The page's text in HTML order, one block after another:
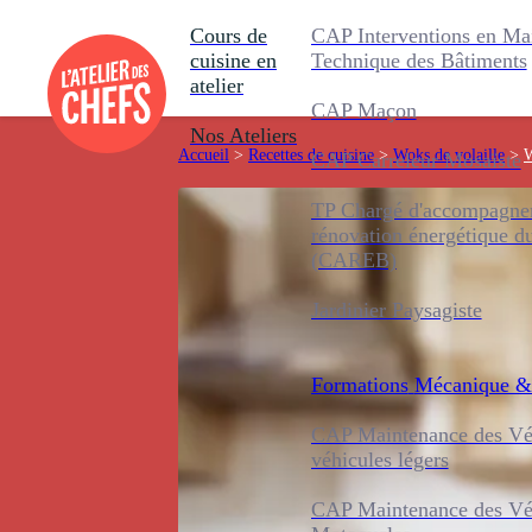
Cours de
cuisine en
atelier
Nos Ateliers
CAP Interventions en
Technique des Bâtiments
CAP Maçon
CAP Carreleur Mosaïste
TP Chargé
rénovation énergétique
(CAREB)
Jardinier Paysagiste
Formations Mécanique
CAP Maintenance des
véhicules légers
CAP Maintenance des
Accueil > Recettes de cuisine > Woks de volaille >